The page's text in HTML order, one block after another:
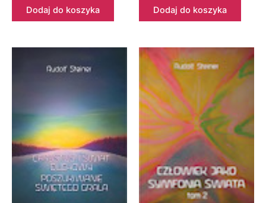
Dodaj do koszyka Dodaj do koszyka